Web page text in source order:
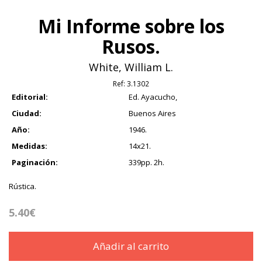
Mi Informe sobre los
Rusos.
White, William L.
Ref: 3.1302
Editorial:
Ed. Ayacucho,
Ciudad:
Buenos Aires
Año:
1946.
Medidas:
14x21.
Paginación:
339pp. 2h.
Rústica.
5.40€
Añadir al carrito